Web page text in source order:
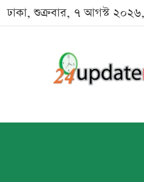
ঢাকা, শুক্রবার, ৭ আগস্ট